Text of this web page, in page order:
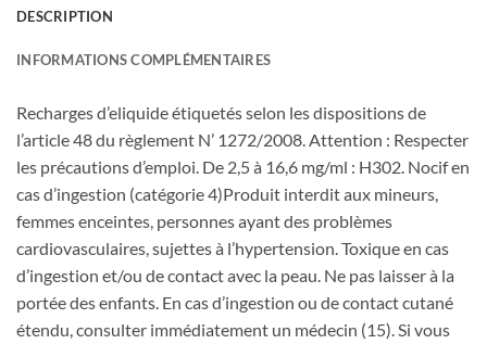
DESCRIPTION
INFORMATIONS COMPLÉMENTAIRES
Recharges d’eliquide étiquetés selon les dispositions de
l’article 48 du règlement N’ 1272/2008. Attention : Respecter
les précautions d’emploi. De 2,5 à 16,6 mg/ml : H302. Nocif en
cas d’ingestion (catégorie 4)Produit interdit aux mineurs,
femmes enceintes, personnes ayant des problèmes
cardiovasculaires, sujettes à l’hypertension. Toxique en cas
d’ingestion et/ou de contact avec la peau. Ne pas laisser à la
portée des enfants. En cas d’ingestion ou de contact cutané
étendu, consulter immédiatement un médecin (15). Si vous